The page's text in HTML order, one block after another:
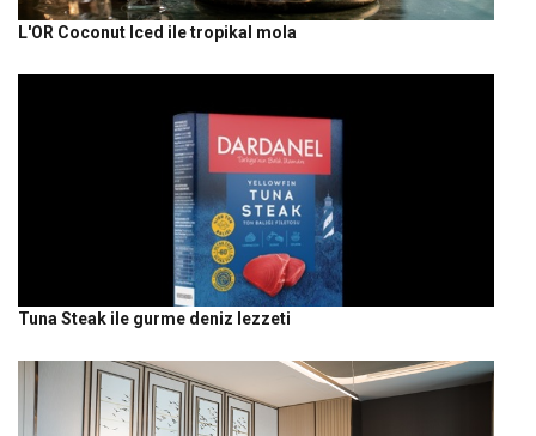
L'OR Coconut Iced ile tropikal mola
Tuna Steak ile gurme deniz lezzeti